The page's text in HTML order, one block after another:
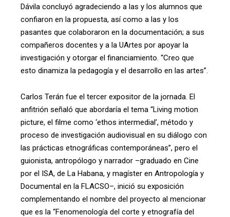
Dávila concluyó agradeciendo a las y los alumnos que
confiaron en la propuesta, así como a las y los
pasantes que colaboraron en la documentación; a sus
compañeros docentes y a la UArtes por apoyar la
investigación y otorgar el financiamiento. “Creo que
esto dinamiza la pedagogía y el desarrollo en las artes”.
Carlos Terán fue el tercer expositor de la jornada. El
anfitrión señaló que abordaría el tema “Living motion
picture, el filme como ‘ethos intermedial’, método y
proceso de investigación audiovisual en su diálogo con
las prácticas etnográficas contemporáneas”, pero el
guionista, antropólogo y narrador –graduado en Cine
por el ISA, de La Habana, y magíster en Antropología y
Documental en la FLACSO–, inició su exposición
complementando el nombre del proyecto al mencionar
que es la “Fenomenología del corte y etnografía del